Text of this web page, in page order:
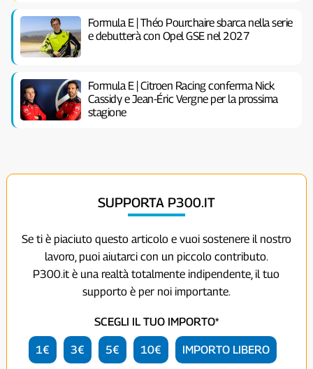
Formula E | Théo Pourchaire sbarca nella serie
e debutterà con Opel GSE nel 2027
Formula E | Citroen Racing conferma Nick
Cassidy e Jean-Éric Vergne per la prossima
stagione
SUPPORTA P300.IT
Se ti è piaciuto questo articolo e vuoi sostenere il nostro
lavoro, puoi aiutarci con un piccolo contributo.
P300.it è una realtà totalmente indipendente, il tuo
supporto è per noi importante.
SCEGLI IL TUO IMPORTO*
1€ 3€ 5€ 10€ IMPORTO LIBERO